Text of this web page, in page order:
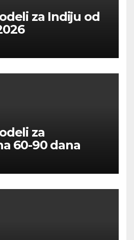
za Indiju od
za
60-90 dana